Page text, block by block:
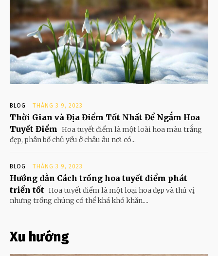
BLOG THÁNG 3 9, 2023
Thời Gian và Địa Điểm Tốt Nhất Để Ngắm Hoa
Tuyết Điểm Hoa tuyết điểm là một loài hoa màu trắng
đẹp, phân bố chủ yếu ở châu âu nơi có...
BLOG THÁNG 3 9, 2023
Hướng dẫn Cách trồng hoa tuyết điểm phát
triển tốt Hoa tuyết điểm là một loại hoa đẹp và thú vị,
nhưng trồng chúng có thể khá khó khăn....
Xu hướng